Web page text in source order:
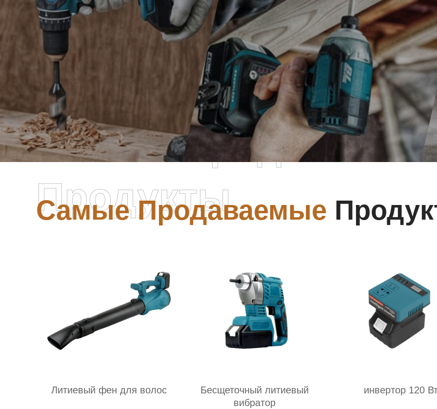
Самые Продаваемые
Самые
Продукты
Литиевый фен для волос
Бесщеточный литиевый
вибратор
инвертор 120